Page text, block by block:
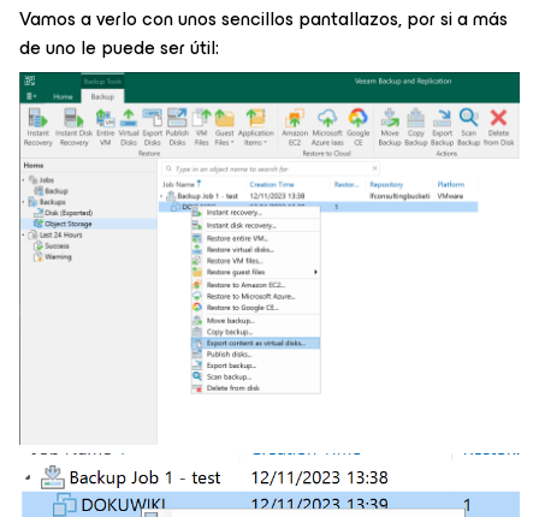
Vamos a verlo con unos sencillos pantallazos, por si a más
de uno le puede ser útil: